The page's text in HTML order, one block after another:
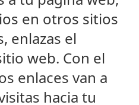
en otros sitios
enlazas el
web. Con el
enlaces van a
hacia tu